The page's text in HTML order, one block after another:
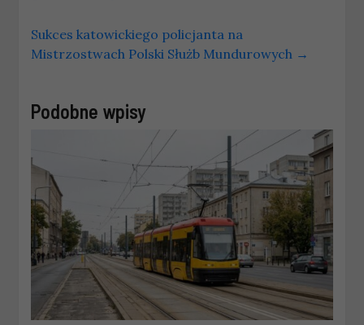
Sukces katowickiego policjanta na
Mistrzostwach Polski Służb Mundurowych →
Podobne wpisy